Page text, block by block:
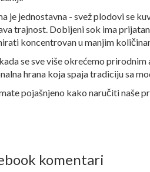
je jednostavna - svež plodovi se
trajnost. Dobijeni sok ima
koncentrovan u manjim
se sve više okrećemo
hrana koja spaja tradiciju sa
pojašnjeno kako naručiti naše
komentari